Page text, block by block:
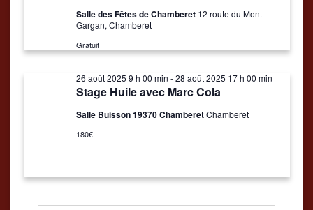
Salle des Fêtes de Chamberet 12 route du Mont
Gargan, Chamberet
Gratuit
Stage Huile avec Marc Cola
26 août 2025 9 h 00 min -28 août 2025 17 h 00 min
Salle Buisson 19370 ChamberetChamberet
180€